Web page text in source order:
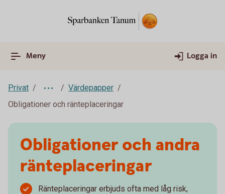
Meny Logga in
Privat
Värdepapper
Obligationer och ränteplaceringar
Obligationer och andra
ränteplaceringar
Ränteplaceringar erbjuds ofta med låg risk,